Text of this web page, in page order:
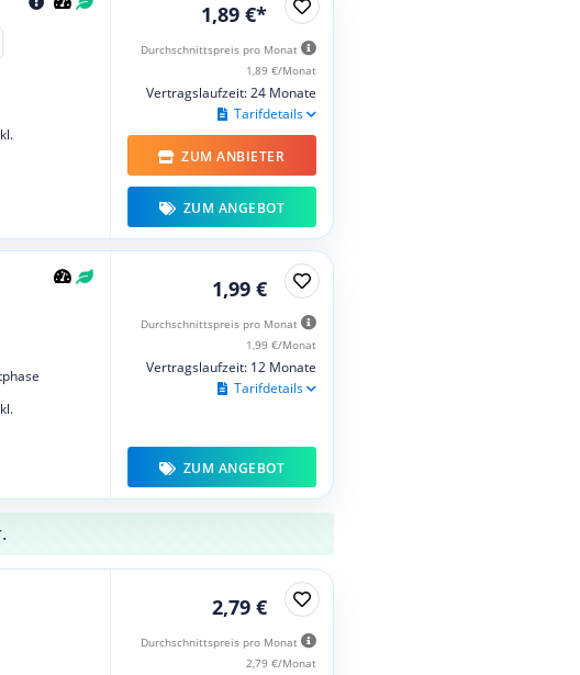
1,89 €*
Durchschnittspreis pro Monat
1,89 €/Monat
Vertragslaufzeit: 24 Monate
Tarifdetails
ZUM ANBIETER
ZUM ANGEBOT
1,99 €
Durchschnittspreis pro Monat
1,99 €/Monat
Vertragslaufzeit: 12 Monate
Tarifdetails
ZUM ANGEBOT
2,79 €
Durchschnittspreis pro Monat
2,79 €/Monat